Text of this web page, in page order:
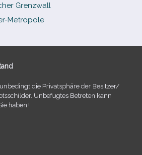
Grenzwall
Metropole
die Privatsphäre der Besitzer/​
Unbefugtes Betreten kann
haben!